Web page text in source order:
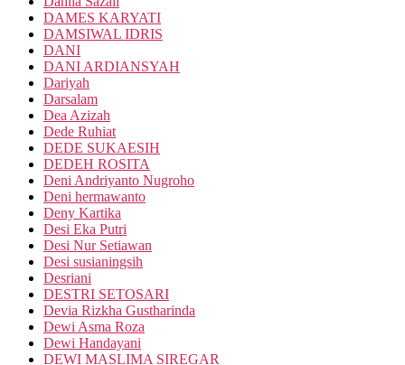
DAMES KARYATI
DAMSIWAL IDRIS
DANI
DANI ARDIANSYAH
Dariyah
Darsalam
Dea Azizah
Dede Ruhiat
DEDE SUKAESIH
DEDEH ROSITA
Deni Andriyanto Nugroho
Deni hermawanto
Deny Kartika
Desi Eka Putri
Desi Nur Setiawan
Desi susianingsih
Desriani
DESTRI SETOSARI
Devia Rizkha Gustharinda
Dewi Asma Roza
Dewi Handayani
DEWI MASLIMA SIREGAR